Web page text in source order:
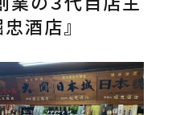
酒店』